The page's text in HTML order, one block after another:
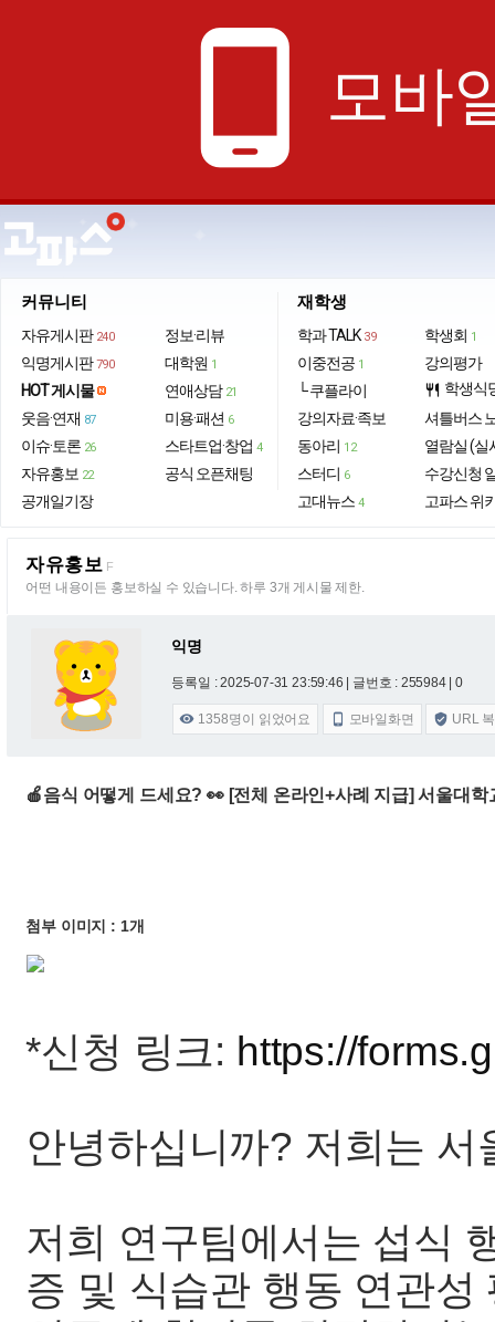
phone_android 모바
커뮤니티
자유게시판 240
익명게시판 790
HOT 게시물
웃음·연재 87
이슈·토론 26
자유홍보 22
공개일기장
정보·리뷰
대학원 1
연애상담 21
미용·패션 6
스타트업·창업 4
공식 오픈채팅
재학생
학과 TALK 39
이중전공 1
└ 쿠플라이
강의자료·족보
동아리 12
스터디 6
고대뉴스 4
학생회 1
강의평가
restaurant 학생식
셔틀버스
열람실 (실
수강신청
고파스 위
자유홍보 F
어떤 내용이든 홍보하실 수 있습니다. 하루 3개 게시물 제한.
익명
등록일 : 2025-07-31 23:59:46 | 글번호 : 255984 | 0
 1358명이 읽었어요  모바일화면  URL
🍎음식 어떻게 드세요? 👀 [전체 온라인+사례 지급] 서울대
첨부 이미지 : 1개
*신청 링크: https://
안녕하십니까? 저희는
저희 연구팀에서는 섭식
증 및 식습관 행동 연관